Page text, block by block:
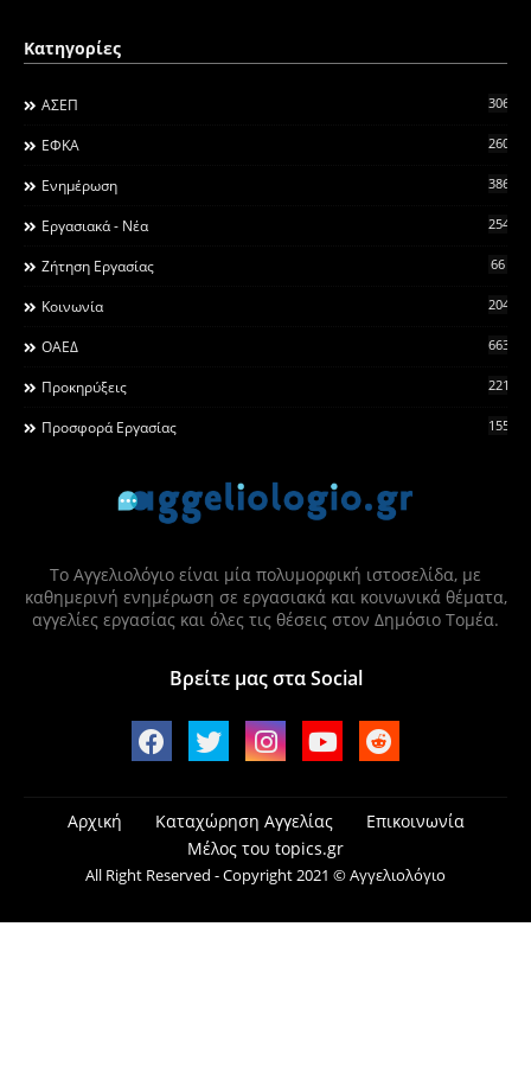
Κατηγορίες
ΑΣΕΠ 306
ΕΦΚΑ 260
Ενημέρωση 3868
Εργασιακά - Νέα 2546
Ζήτηση Εργασίας 66
Κοινωνία 2044
ΟΑΕΔ 663
Προκηρύξεις 2215
Προσφορά Εργασίας 155
Το Αγγελιολόγιο είναι μία πολυμορφική ιστοσελίδα, με
καθημερινή ενημέρωση σε εργασιακά και κοινωνικά θέματα,
αγγελίες εργασίας και όλες τις θέσεις στον Δημόσιο Τομέα.
Βρείτε μας στα Social
Αρχική Καταχώρηση Αγγελίας
Επικοινωνία
Μέλος του topics.gr
All Right Reserved - Copyright 2021 © Αγγελιολόγιο